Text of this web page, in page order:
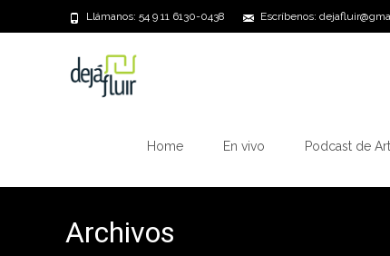
Llámanos: 54 9 11 6130-0438 Escríbenos:
Home En vivo Podcast de
Archivos